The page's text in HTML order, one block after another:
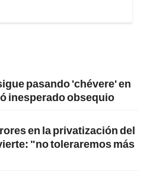
pasando 'chévere' en
inesperado obsequio
en la privatización del
"no toleraremos más